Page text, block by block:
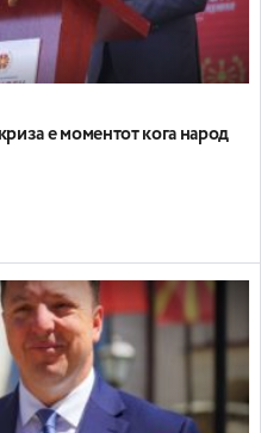
е моментот кога народ